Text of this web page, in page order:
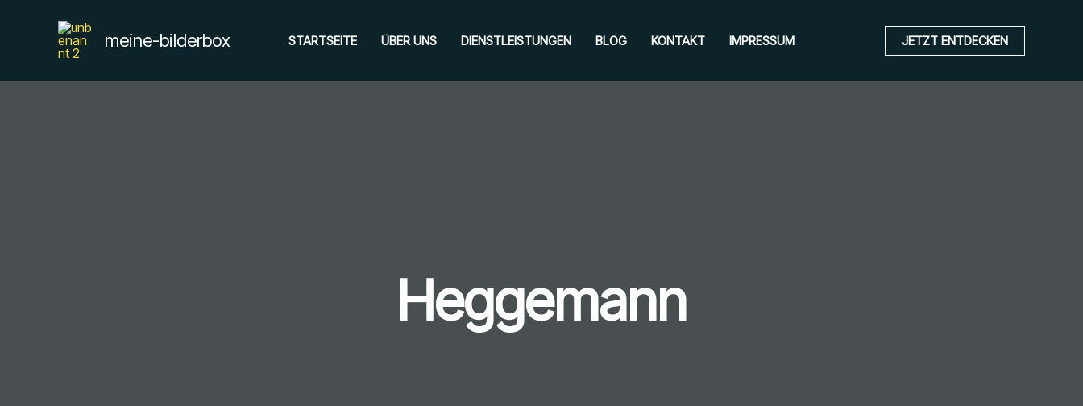
meine-bilderbox STARTSEITE ÜBER UNS DIENSTLEISTUNGEN BLOG KONTAKT IMPRESSUM JETZT ENTDECKEN
Heggemann